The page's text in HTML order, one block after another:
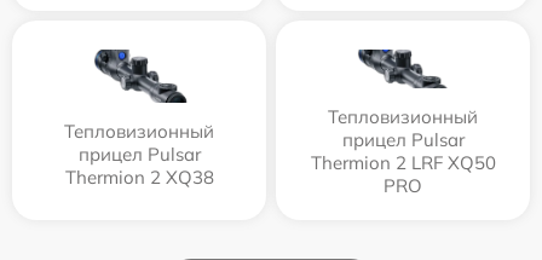
Тепловизионный
прицел Pulsar
Thermion 2 XQ38
Тепловизионный
прицел Pulsar
Thermion 2 LRF XQ50
PRO